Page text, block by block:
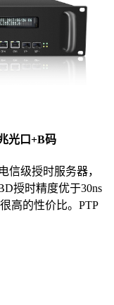
光口+B码
信级授时服务器，
授时精度优于30ns
高的性价比。PTP